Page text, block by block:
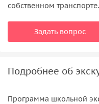
собственном транспорте.
Задать вопрос
Подробнее об
Программа школьной